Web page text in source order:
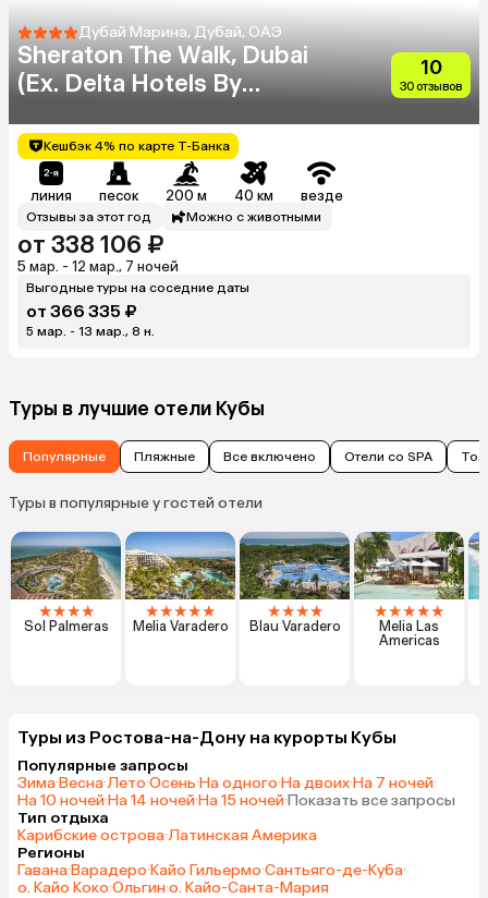
Дубай Марина, Дубай, ОАЭ
Sheraton The Walk, Dubai
(Ex. Delta Hotels By
10
30 отзывов
Кешбэк 4% по карте Т-Банка
линия песок 200 м 40 км везде
Отзывы за этот год Можно с животными
от 338 106 ₽
5 мар. - 12 мар., 7 ночей
Выгодные туры на соседние даты
от 366 335 ₽
5 мар. - 13 мар., 8 н.
Туры в лучшие отели Кубы
Популярные Пляжные Все включено Отели со SPA
Туры в популярные у гостей отели
★★★★
Sol Palmeras
★★★★★
Melia Varadero
★★★★
Blau Varadero
★★★★★
Melia Las
Americas
Туры из Ростова-на-Дону на курорты Кубы
Популярные запросы
Зима·Весна·Лето·Осень·На одного·На двоих·На 7 ночей·
На 10 ночей·На 14 ночей·На 15 ночей·Показать все запросы
Тип отдыха
Карибские острова·Латинская Америка
Регионы
Гавана·Варадеро·Кайо Гильермо·Сантьяго-де-Куба·
о. Кайо Коко·Ольгин·о. Кайо-Санта-Мария